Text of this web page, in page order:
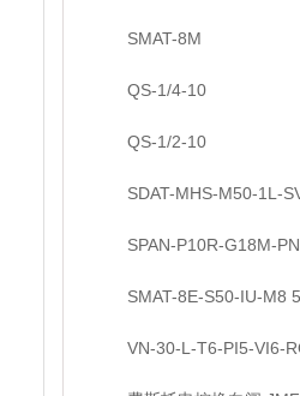
SMAT-8M
QS-1/4-10
QS-1/2-10
SDAT-MHS-M50-1L-
SPAN-P10R-G18M-
SMAT-8E-S50-IU-M8
VN-30-L-T6-PI5-VI6-